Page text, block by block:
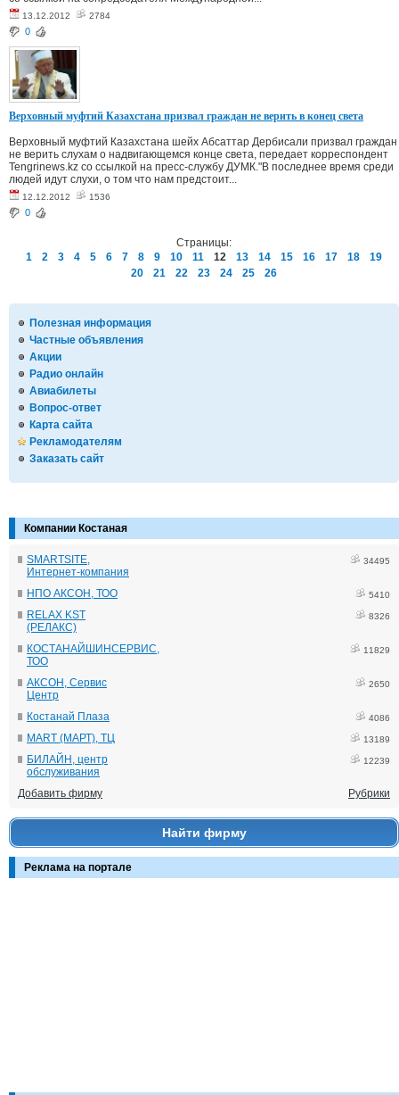
Полезная информация
Частные объявления
Акции
Радио онлайн
Авиабилеты
Вопрос-ответ
Карта сайта
Рекламодателям
Заказать сайт
Компании Костаная
SMARTSITE,
Интернет-компания
34495
НПО АКСОН, ТОО 5410
RELAX KST
(РЕЛАКС)
8326
КОСТАНАЙШИНСЕРВИС,
ТОО
11829
АКСОН, Сервис
Центр
2650
Костанай Плаза 4086
MART (МАРТ), ТЦ 13189
БИЛАЙН, центр
обслуживания
12239
Добавить фирму Рубрики
Найти фирму
Реклама на портале
13.12.2012 2784
0
Верховный муфтий Казахстана призвал граждан не верить в конец света
Верховный муфтий Казахстана шейх Абсаттар Дербисали призвал граждан
не верить слухам о надвигающемся конце света, передает корреспондент
Tengrinews.kz со ссылкой на пресс-службу ДУМК."В последнее время среди
людей идут слухи, о том что нам предстоит...
12.12.2012 1536
0
Страницы:
1
2 3 4 5 6 7 8 9 10 11 12 13 14 15 16 17 18
19
20
21 22 23 24 25 26